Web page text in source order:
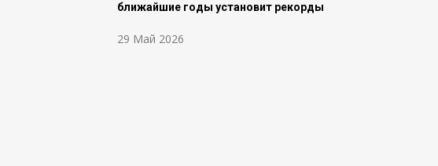
ближайшие годы установит рекорды
29 Май 2026